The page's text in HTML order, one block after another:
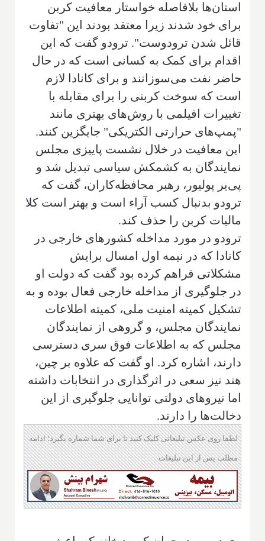
استان‌ها بلافاصله خواستار معافیت کربن
برای خود شدند زیرا معتقد بودند این "تفاوت
قائل شدن ترودوست". ترودو گفت که این
اقدام برای کمک به کسانی است که در حال
حاضر نفت می‌سوزانند و برای کانادا لازم
است که سوخت کربنی را برای مقابله با
تغییرات اقیلمی با روش‌های بهتری مانند
"پمپ‌های حرارتی الکتریکی" جایگزین کنند.
این معافیت در خلال نشست پاییزی مجلس
نمایندگان به کشمکش سیاسی تبدیل شد و
پی‌یر پولیور، رهبر محافظه‌کاران، گفت که
ترودو بدنبال کسب آراء است و بهتر است کلا
مالیات کربن را حذف کند.
ترودو در مورد مداخله کشورهای خارجی در
کانادا که در نیمه اول امسال برایش
مشکلاتی فراهم کرده بود گفت که دولت او
در جلوگیری از مداخله خارجی فعال بوده و به
تشکیل کمیته امنیت ملی، کمیته اطلاعات
نمایندگان مجلس، و گروهی از نمایندگان
مجلس که به اطلاعات فوق سری دسترسی
دارند، اشاره کرد. او گفت که علاوه بر چین،
هند نیز سعی در اثرگذاری در انتخابات داشته
اما نیروهای دولتی توانایی جلوگیری از این
دخالت‌ها را دارند.
لطفا روی عکس تبلیغاتی کلیک کنید تا برای شما شماره بگیرد؛ ادامه
مطلب پس از این تبلیغات